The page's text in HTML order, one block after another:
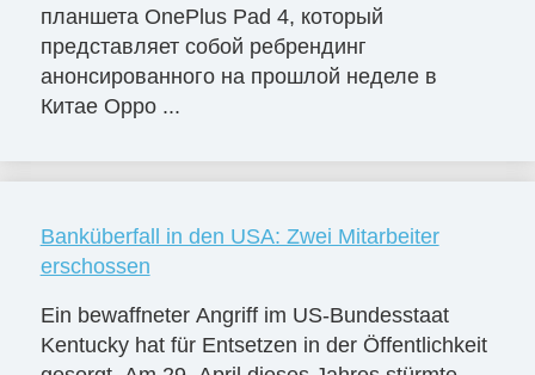
планшета OnePlus Pad 4, который
представляет собой ребрендинг
анонсированного на прошлой неделе в
Китае Oppo ...
Banküberfall in den USA: Zwei Mitarbeiter
erschossen
Ein bewaffneter Angriff im US-Bundesstaat
Kentucky hat für Entsetzen in der Öffentlichkeit